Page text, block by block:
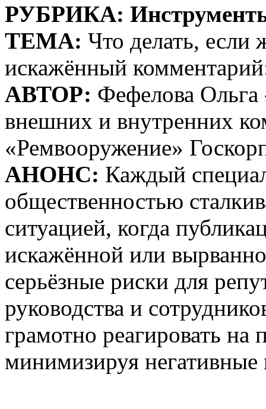
РУБРИКА:
ТЕМА: Что делать, если
искажённый
АВТОР: Фефелова Ольга
внешних и внутренних
«Ремвооружение»
АНОНС: Каждый
общественностью
ситуацией, когда
искажённой или
серьёзные риски для
руководства и
грамотно реагировать на
минимизируя негативные